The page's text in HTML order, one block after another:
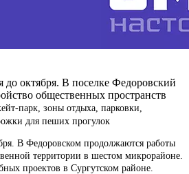
до октября. В поселке Федоровский
общественных пространств
парк, зоны отдыха, парковки,
для пеших прогулок
В Федоровском продолжаются работы
территории в шестом микрорайоне.
проектов в Сургутском районе.